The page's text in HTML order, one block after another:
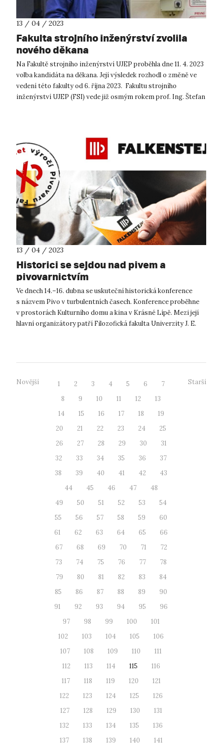
13 / 04 / 2023
Fakulta strojního inženýrství zvolila
nového děkana
Na Fakultě strojního inženýrství UJEP proběhla dne 11. 4. 2023
volba kandidáta na děkana. Její výsledek rozhodl o změně ve
vedení této fakulty od 6. října 2023. Fakultu strojního
inženýrství UJEP (FSI) vede již osmým rokem prof. Ing. Štefan
13 / 04 / 2023
Historici se sejdou nad pivem a
pivovarnictvím
Ve dnech 14.–16. dubna se uskuteční historická konference
s názvem Pivo v turbulentních časech. Konference proběhne
v prostorách Kulturního domu a kina v Krásné Lípě. Mezi její
hlavní organizátory patří Filozofická fakulta Univerzity J. E.
Novější 1 2 3 4 5 6
7
8
9 10 11 12
13
14
15 16 17 18
19
20
21 22 23 24
25
26
27 28 29 30
31
32
33 34 35 36
37
38
39 40 41 42
43
44
45 46 47
48
49
50 51 52 53
54
55
56 57 58 59
60
61
62 63 64 65
66
67
68 69 70 71
72
73
74 75 76 77
78
79
80 81 82 83
84
85
86 87 88 89
90
91
92 93 94 95
96
97
98 99 100
101
102
103 104 105
106
107
108 109 110
111
112
113 114 115
116
117
118 119 120
121
122
123 124 125
126
127
128 129 130
131
132
133 134 135
136
137
138 139 140
141
Starší